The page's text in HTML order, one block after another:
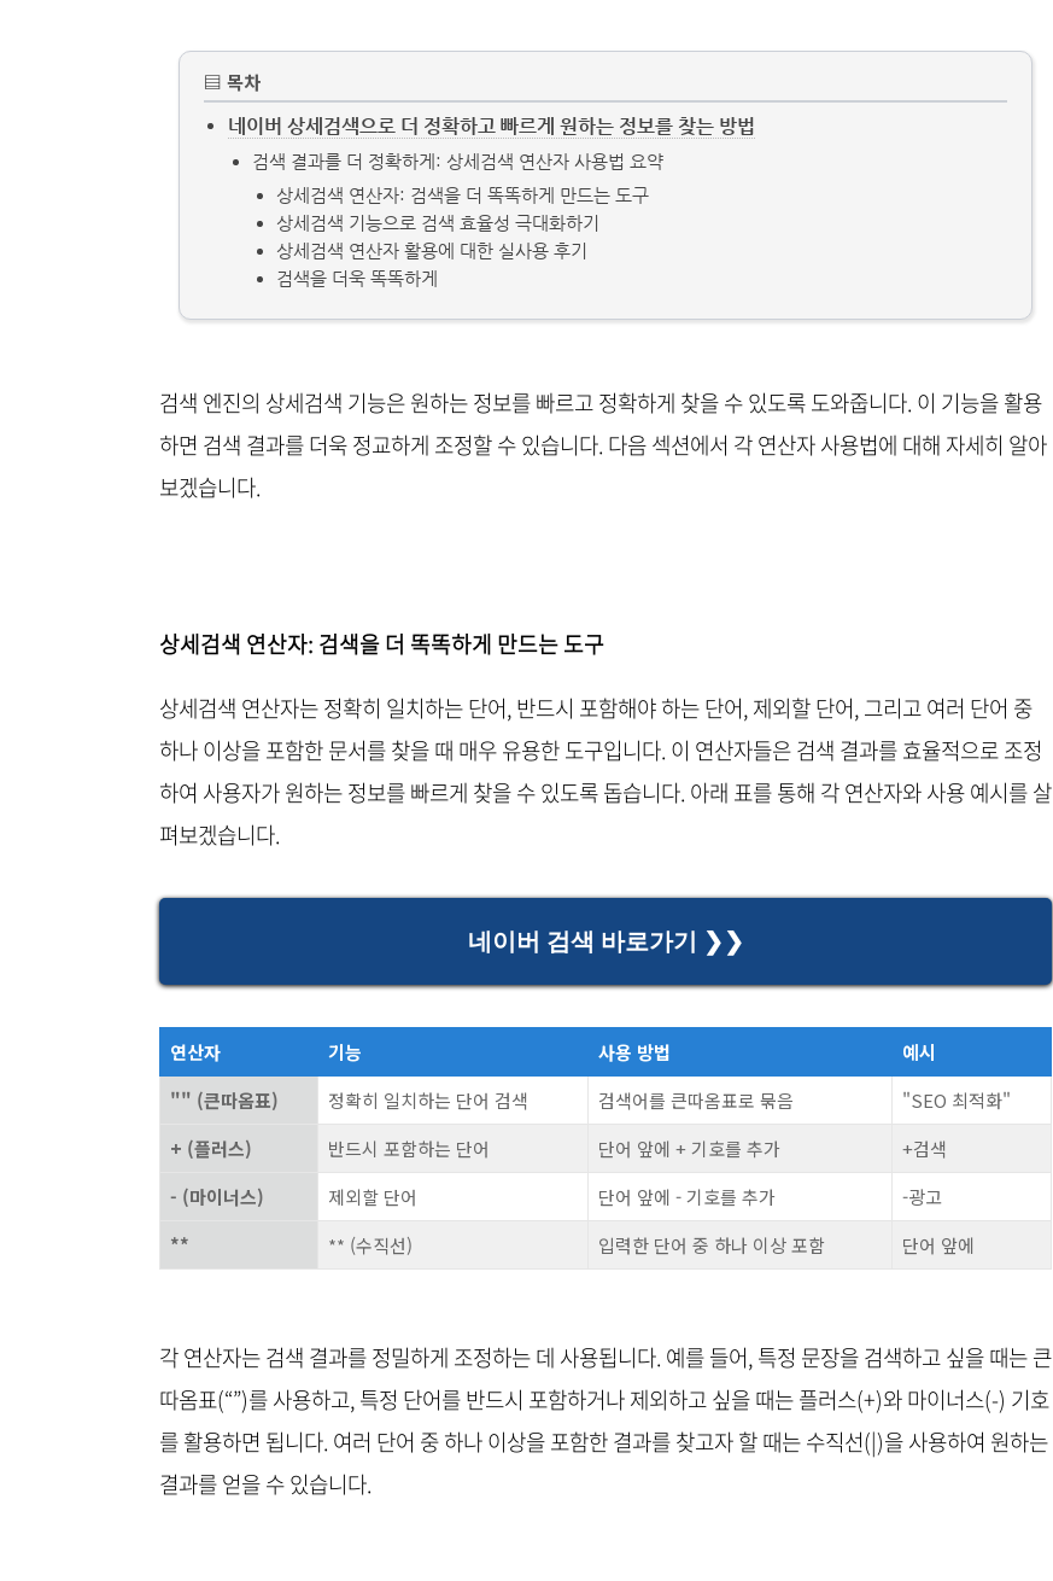
▤ 목차
네이버 상세검색으로 더 정확하고 빠르게 원하는 정보를 찾는 방법
검색 결과를 더 정확하게: 상세검색 연산자 사용법 요약
상세검색 연산자: 검색을 더 똑똑하게 만드는 도구
상세검색 기능으로 검색 효율성 극대화하기
상세검색 연산자 활용에 대한 실사용 후기
검색을 더욱 똑똑하게
검색 엔진의 상세검색 기능은 원하는 정보를 빠르고 정확하게 찾을 수 있도록 도와줍니다. 이 기능을 활용
하면 검색 결과를 더욱 정교하게 조정할 수 있습니다. 다음 섹션에서 각 연산자 사용법에 대해 자세히 알아
보겠습니다.
상세검색 연산자: 검색을 더 똑똑하게 만드는 도구
상세검색 연산자는 정확히 일치하는 단어, 반드시 포함해야 하는 단어, 제외할 단어, 그리고 여러 단어 중
하나 이상을 포함한 문서를 찾을 때 매우 유용한 도구입니다. 이 연산자들은 검색 결과를 효율적으로 조정
하여 사용자가 원하는 정보를 빠르게 찾을 수 있도록 돕습니다. 아래 표를 통해 각 연산자와 사용 예시를 살
펴보겠습니다.
네이버 검색 바로가기 ❯❯
연산자 기능 사용 방법
예시
"" (큰따옴표)
정확히 일치하는 단어 검색 검색어를 큰따옴표로 묶음
"SEO 최적화"
+ (플러스)
반드시 포함하는 단어 단어 앞에 + 기호를 추가
+검색
- (마이너스)
제외할 단어 단어 앞에 - 기호를 추가
-광고
**
** (수직선) 입력한 단어 중 하나 이상 포함 단어 앞에
각 연산자는 검색 결과를 정밀하게 조정하는 데 사용됩니다. 예를 들어, 특정 문장을 검색하고 싶을 때는 큰
따옴표(“”)를 사용하고, 특정 단어를 반드시 포함하거나 제외하고 싶을 때는 플러스(+)와 마이너스(-) 기호
를 활용하면 됩니다. 여러 단어 중 하나 이상을 포함한 결과를 찾고자 할 때는 수직선(|)을 사용하여 원하는
결과를 얻을 수 있습니다.